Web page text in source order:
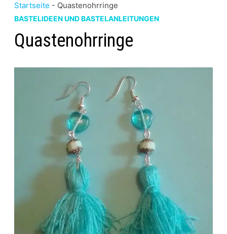
Startseite - Quastenohrringe
BASTELIDEEN UND BASTELANLEITUNGEN
Quastenohrringe